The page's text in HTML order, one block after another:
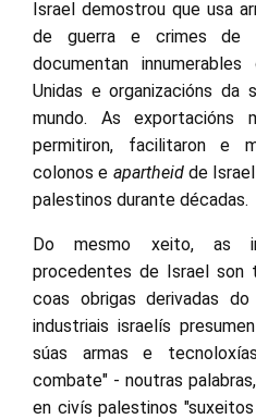
Israel demostrou que usa
de guerra e crimes de
documentan
Unidas e organizacións
mundo. As exportacións
permitiron, facilitaron e
colonos e apartheidde
palestinos durante décadas.
Do mesmo xeito, as
procedentes de Israel son
coas obrigas derivadas
industriais israelís
súas armas e
combate" - noutras
en civís palestinos